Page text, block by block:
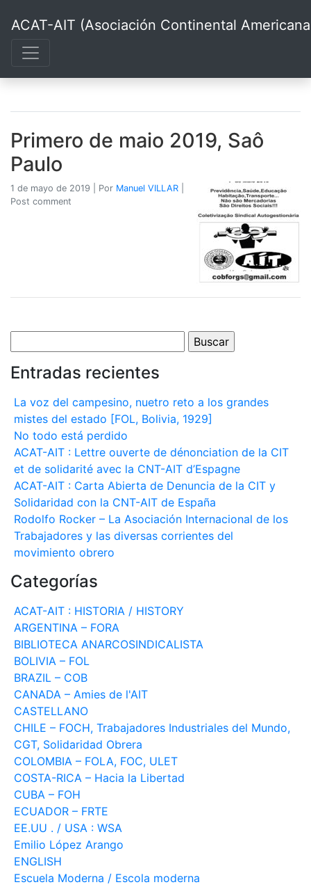
ACAT-AIT (Asociación Continental
Primero de maio 2019, Saô
Paulo
1 de mayo de 2019 Por Manuel VILLAR
Post comment
Entradas recientes
La voz del campesino, nuetro reto a los grandes
mistes del estado [FOL, Bolivia, 1929]
No todo está perdido
ACAT-AIT : Lettre ouverte de dénonciation de la CIT
et de solidarité avec la CNT-AIT d’Espagne
ACAT-AIT : Carta Abierta de Denuncia de la CIT y
Solidaridad con la CNT-AIT de España
Rodolfo Rocker – La Asociación Internacional de los
Trabajadores y las diversas corrientes del
movimiento obrero
Categorías
ACAT-AIT : HISTORIA / HISTORY
ARGENTINA – FORA
BIBLIOTECA ANARCOSINDICALISTA
BOLIVIA – FOL
BRAZIL – COB
CANADA – Amies de l'AIT
CASTELLANO
CHILE – FOCH, Trabajadores Industriales del Mundo,
CGT, Solidaridad Obrera
COLOMBIA – FOLA, FOC, ULET
COSTA-RICA – Hacia la Libertad
CUBA – FOH
ECUADOR – FRTE
EE.UU . / USA : WSA
Emilio López Arango
ENGLISH
Escuela Moderna / Escola moderna